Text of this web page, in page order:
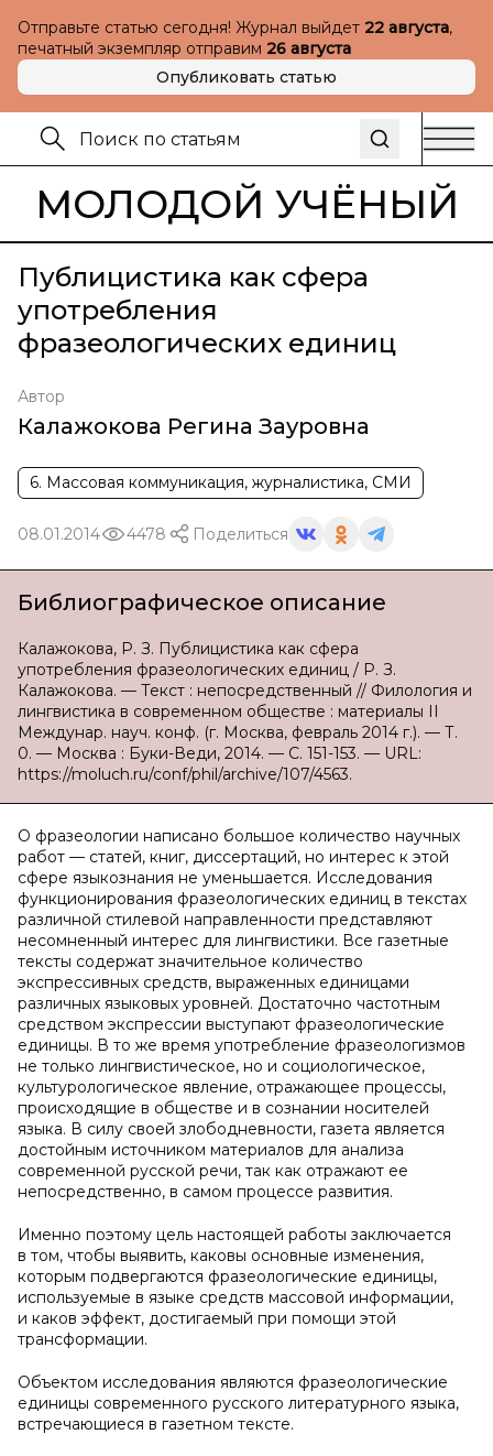
Отправьте статью сегодня! Журнал выйдет 22 августа,
печатный экземпляр отправим 26 августа
Опубликовать статью
МОЛОДОЙ УЧЁНЫЙ
Публицистика как сфера
употребления
фразеологических единиц
Автор
Калажокова Регина Зауровна
6. Массовая коммуникация, журналистика, СМИ
08.01.2014 4478 Поделиться
Библиографическое описание
Калажокова, Р. З. Публицистика как сфера
употребления фразеологических единиц / Р. З.
Калажокова. — Текст : непосредственный // Филология и
лингвистика в современном обществе : материалы II
Междунар. науч. конф. (г. Москва, февраль 2014 г.). — Т.
0. — Москва : Буки-Веди, 2014. — С. 151-153. — URL:
https://moluch.ru/conf/phil/archive/107/4563.
О фразеологии написано большое количество научных
работ — статей, книг, диссертаций, но интерес к этой
сфере языкознания не уменьшается. Исследования
функционирования фразеологических единиц в текстах
различной стилевой направленности представляют
несомненный интерес для лингвистики. Все газетные
тексты содержат значительное количество
экспрессивных средств, выраженных единицами
различных языковых уровней. Достаточно частотным
средством экспрессии выступают фразеологические
единицы. В то же время употребление фразеологизмов
не только лингвистическое, но и социологическое,
культурологическое явление, отражающее процессы,
происходящие в обществе и в сознании носителей
языка. В силу своей злободневности, газета является
достойным источником материалов для анализа
современной русской речи, так как отражают ее
непосредственно, в самом процессе развития.
Именно поэтому цель настоящей работы заключается
в том, чтобы выявить, каковы основные изменения,
которым подвергаются фразеологические единицы,
используемые в языке средств массовой информации,
и каков эффект, достигаемый при помощи этой
трансформации.
Объектом исследования являются фразеологические
единицы современного русского литературного языка,
встречающиеся в газетном тексте.